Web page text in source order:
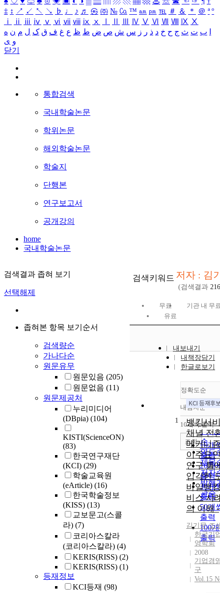
‡ ↕ ↗ ↙ ↖ ↘ ♭ ♩ ♪ ♬ ㉿ ㈜ № ㏇ ™ ㏂ ㏘ ℡ ＃ ＆ ＊ ＠ ª º
ⅰ
ⅱ ⅲ ⅳ ⅴ ⅵ ⅶ ⅷ ⅸ ⅹ Ⅳ Ⅴ Ⅵ Ⅶ Ⅷ Ⅸ Ⅹ
ب ت ث ج ح خ د ذ ر ز س ش ص ض ط ظ ع غ ف ق ک ل م ن ه
و ی
닫기
통합검색
국내학술논문
학위논문
해외학술논문
학술지
단행본
연구보고서
공개강의
home
국내학술논문
검색결과 좁혀 보기
선택해제
좁혀본 항목 보기순서
검색량순
가나다순
원문유무
원문있음 (205)
원문없음 (11)
원문제공처
누리미디어
(DBpia) (104)
KISTI(ScienceON)
(83)
한국연구재단
(KCI) (29)
학술교육원
(eArticle) (16)
한국학술정보
(KISS) (13)
교보문고(스콜
라) (7)
코리아스칼라
(코리아스칼라) (4)
KERIS(RISS) (2)
KERIS(RISS) (1)
등재정보
KCI등재 (98)
검색키워드 저자 : 김
(검색결과 216
무료
기관 내 무
유료
내보내기
내책장담기
한글로보기
정확도순
정확
순
인기
순
연도
제목
저자
발행
관순
내림차순
내림
10개씩 출력
10개
출력
20개
출력
30개
출력
50개
출력
100
출력
조회
1
뱅킹서
채녈 전
메커니
이주요인
연구 틀
입각한
바일뱅
비스 사
의 이해 -
김기문,조
한국기
영학회
2008
기업경
구
Vol.15